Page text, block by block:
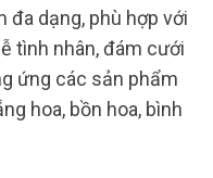
đa dạng, phù hợp với
tình nhân, đám cưới
ứng các sản phẩm
hoa, bồn hoa, bình